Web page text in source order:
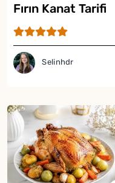
Fırın Kanat Tarifi
Selinhdr